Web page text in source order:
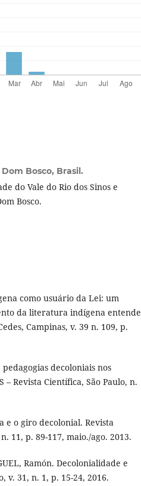
Bosco, Brasil.
do Vale do Rio dos Sinos e
Bosco.
como usuário da Lei: um
da literatura indígena entende
Campinas, v. 39 n. 109, p.
decoloniais nos
– Revista Científica, São Paulo, n.
e o giro decolonial. Revista
11, p. 89-117, maio./ago. 2013.
Ramón. Decolonialidade e
v. 31, n. 1, p. 15-24, 2016.